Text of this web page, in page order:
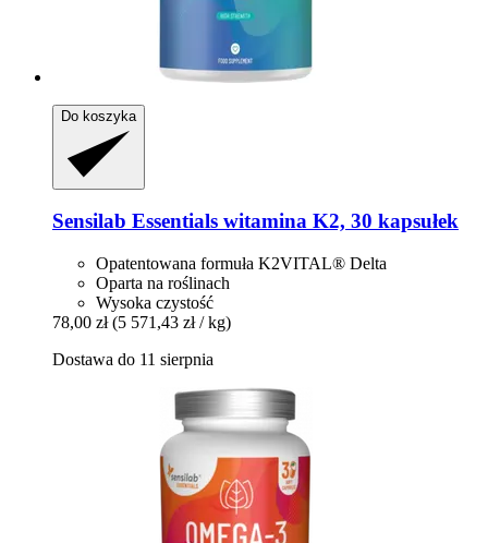
Do koszyka
Sensilab Essentials witamina K2, 30 kapsułek
Opatentowana formuła K2VITAL® Delta
Oparta na roślinach
Wysoka czystość
78,00 zł (5 571,43 zł / kg)
Dostawa do 11 sierpnia